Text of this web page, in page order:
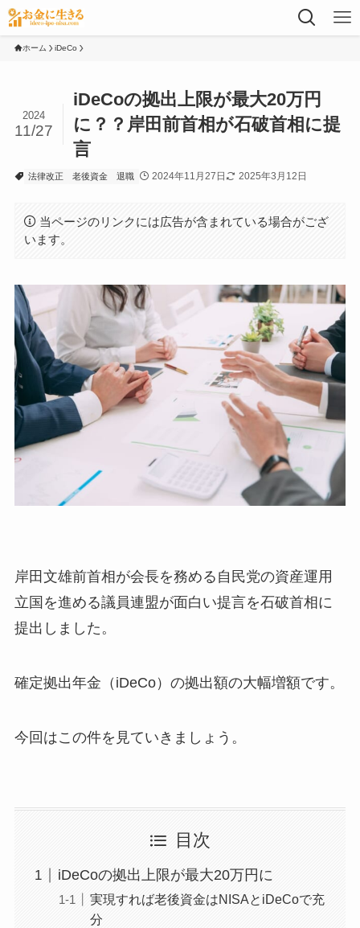
ホーム iDeCo
iDeCoの拠出上限が最大20万円
に？？岸田前首相が石破首相に提
言
2024
11/27
法律改正 老後資金 退職 2024年11月27日 2025年3月12日
当ページのリンクには広告が含まれている場合がござ
います。
岸田文雄前首相が会長を務める自民党の資産運用
立国を進める議員連盟が面白い提言を石破首相に
提出しました。
確定拠出年金（iDeCo）の拠出額の大幅増額です。
今回はこの件を見ていきましょう。
目次
iDeCoの拠出上限が最大20万円に
実現すれば老後資金はNISAとiDeCoで充
分